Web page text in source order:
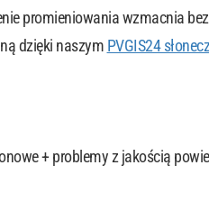
promieniowania wzmacnia
dzięki naszym PVGIS24
+ problemy z jakością